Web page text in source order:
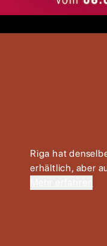
Riga hat
erhältlich, aber